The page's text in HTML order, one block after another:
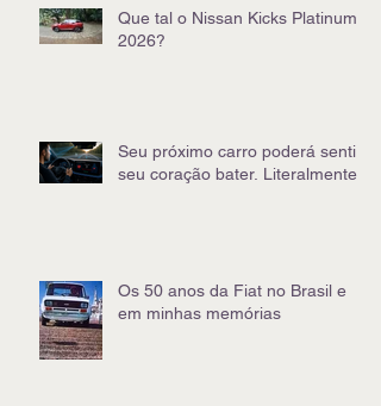
Que tal o Nissan Kicks Platinum
2026?
Seu próximo carro poderá sentir
seu coração bater. Literalmente
Os 50 anos da Fiat no Brasil e
em minhas memórias